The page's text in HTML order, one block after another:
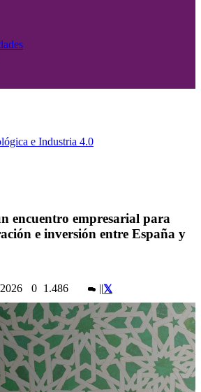
e Industria 4.0
encuentro empresarial para
e inversión entre España y
0 1.486 ||